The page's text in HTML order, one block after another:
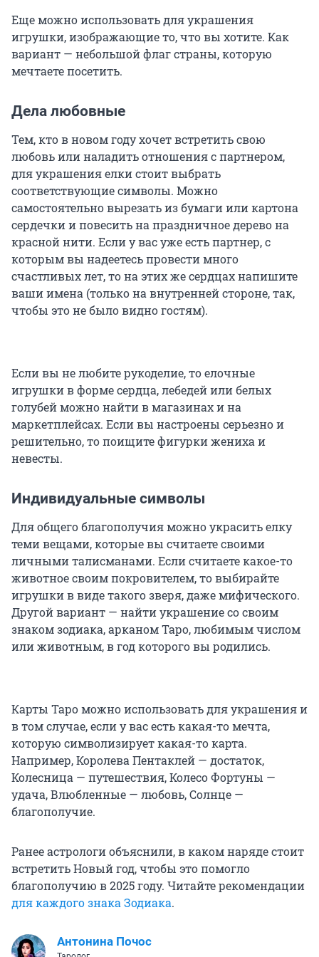
Еще можно использовать для украшения
игрушки, изображающие то, что вы хотите. Как
вариант — небольшой флаг страны, которую
мечтаете посетить.
Дела любовные
Тем, кто в новом году хочет встретить свою
любовь или наладить отношения с партнером,
для украшения елки стоит выбрать
соответствующие символы. Можно
самостоятельно вырезать из бумаги или картона
сердечки и повесить на праздничное дерево на
красной нити. Если у вас уже есть партнер, с
которым вы надеетесь провести много
счастливых лет, то на этих же сердцах напишите
ваши имена (только на внутренней стороне, так,
чтобы это не было видно гостям).
Если вы не любите рукоделие, то елочные
игрушки в форме сердца, лебедей или белых
голубей можно найти в магазинах и на
маркетплейсах. Если вы настроены серьезно и
решительно, то поищите фигурки жениха и
невесты.
Индивидуальные символы
Для общего благополучия можно украсить елку
теми вещами, которые вы считаете своими
личными талисманами. Если считаете какое-то
животное своим покровителем, то выбирайте
игрушки в виде такого зверя, даже мифического.
Другой вариант — найти украшение со своим
знаком зодиака, арканом Таро, любимым числом
или животным, в год которого вы родились.
Карты Таро можно использовать для украшения и
в том случае, если у вас есть какая-то мечта,
которую символизирует какая-то карта.
Например, Королева Пентаклей — достаток,
Колесница — путешествия, Колесо Фортуны —
удача, Влюбленные — любовь, Солнце —
благополучие.
Ранее астрологи объяснили, в каком наряде стоит
встретить Новый год, чтобы это помогло
благополучию в 2025 году. Читайте рекомендации
для каждого знака Зодиака.
Антонина Почос